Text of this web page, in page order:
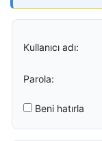
Kullanıcı adı:
Parola:
Beni hatırla